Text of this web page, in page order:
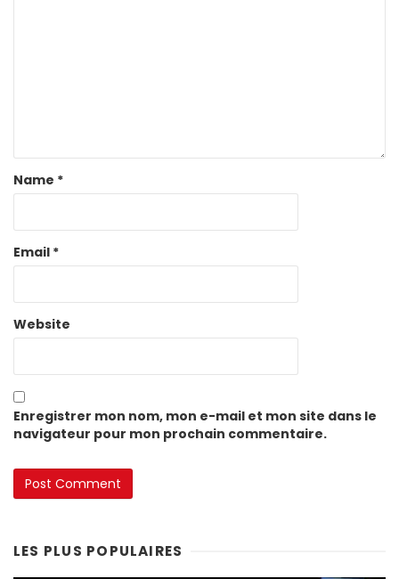
Name *
Email *
Website
Enregistrer mon nom, mon e-mail et mon site dans le
navigateur pour mon prochain commentaire.
LES PLUS POPULAIRES